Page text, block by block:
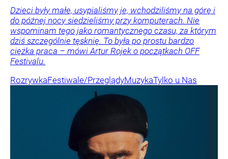
Dzieci były małe, usypialiśmy je, wchodziliśmy na górę i
do późnej nocy siedzieliśmy przy komputerach. Nie
wspominam tego jako romantycznego czasu, za którym
dziś szczególnie tęsknię. To była po prostu bardzo
ciężka praca – mówi Artur Rojek o początkach OFF
Festivalu.
RozrywkaFestiwale/PrzeglądyMuzykaTylko u Nas